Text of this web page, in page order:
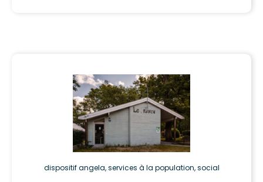
dispositif angela, services à la population, social